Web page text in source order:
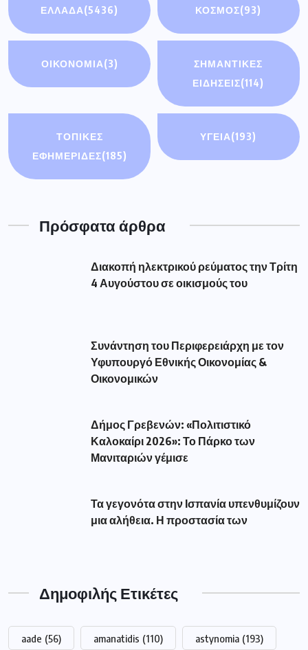
ΕΛΛΑΔΑ(5436) ΚΟΣΜΟΣ(93)
ΟΙΚΟΝΟΜΊΑ(3)
ΣΗΜΑΝΤΙΚΈΣ
ΕΙΔΉΣΕΙΣ(114)
ΤΟΠΙΚΕΣ
ΕΦΗΜΕΡΙΔΕΣ(185)
ΥΓΕΙΑ(193)
Πρόσφατα άρθρα
Διακοπή ηλεκτρικού ρεύματος την Τρίτη
4 Αυγούστου σε οικισμούς του
Συνάντηση του Περιφερειάρχη με τον
Υφυπουργό Εθνικής Οικονομίας &
Οικονομικών
Δήμος Γρεβενών: «Πολιτιστικό
Καλοκαίρι 2026»: Το Πάρκο των
Μανιταριών γέμισε
Τα γεγονότα στην Ισπανία υπενθυμίζουν
μια αλήθεια. Η προστασία των
Δημοφιλής Ετικέτες
aade (56) amanatidis (110) astynomia (193)